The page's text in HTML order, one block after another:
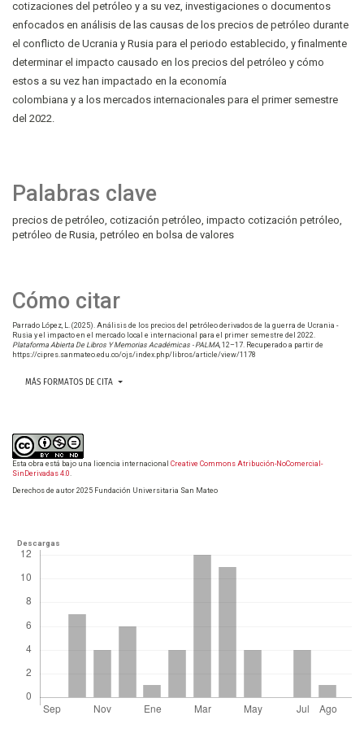
Palabras clave
precios de petróleo cotización petróleo impacto cotización petróleo
petróleo de Rusia petróleo en bolsa de valores
Cómo citar
Parrado López, L. (2025). Análisis de los precios del petróleo derivados de la guerra de Ucrania -
Rusia y el impacto en el mercado local e internacional para el primer semestre del 2022.
Plataforma Abierta De Libros Y Memorias Académicas - PALMA, 12–17. Recuperado a partir de
https://cipres.sanmateo.edu.co/ojs/index.php/libros/article/view/1178
MÁS FORMATOS DE CITA
cotizaciones del petróleo y a su vez, investigaciones o documentos
enfocados en análisis de las causas de los precios de petróleo durante
el conflicto de Ucrania y Rusia para el periodo establecido, y finalmente
determinar el impacto causado en los precios del petróleo y cómo
estos a su vez han impactado en la economía
colombiana y a los mercados internacionales para el primer semestre
del 2022.
Esta obra está bajo una licencia internacional Creative Commons Atribución-NoComercial-
SinDerivadas 4.0.
Derechos de autor 2025 Fundación Universitaria San Mateo
Descargas